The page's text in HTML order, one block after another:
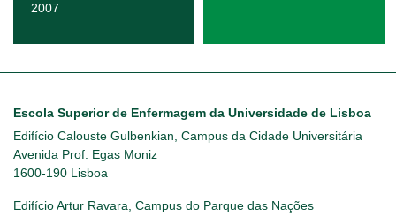
2007
Escola Superior de Enfermagem da Universidade de Lisboa
Edifício Calouste Gulbenkian, Campus da Cidade Universitária
Avenida Prof. Egas Moniz
1600-190 Lisboa
Edifício Artur Ravara, Campus do Parque das Nações